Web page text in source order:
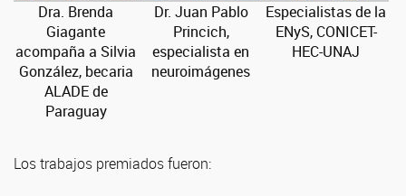
Dra. Brenda
Giagante
acompaña a Silvia
González, becaria
ALADE de
Paraguay
Dr. Juan Pablo
Princich,
especialista en
neuroimágenes
Especialistas de la
ENyS, CONICET-
HEC-UNAJ
Los trabajos premiados fueron: